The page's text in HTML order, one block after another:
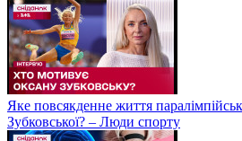
Яке повсякденне життя
Зубковської? – Люди спорту